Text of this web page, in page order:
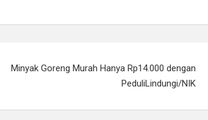
Minyak Goreng Murah Hanya Rp14.000 dengan
PeduliLindungi/NIK